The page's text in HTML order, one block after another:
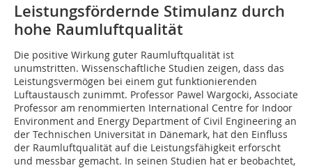
Leistungsfördernde Stimulanz durch
hohe Raumluftqualität
Die positive Wirkung guter Raumluftqualität ist
unumstritten. Wissenschaftliche Studien zeigen, dass das
Leistungsvermögen bei einem gut funktionierenden
Luftaustausch zunimmt. Professor Pawel Wargocki, Associate
Professor am renommierten International Centre for Indoor
Environment and Energy Department of Civil Engineering an
der Technischen Universität in Dänemark, hat den Einfluss
der Raumluftqualität auf die Leistungsfähigkeit erforscht
und messbar gemacht. In seinen Studien hat er beobachtet,